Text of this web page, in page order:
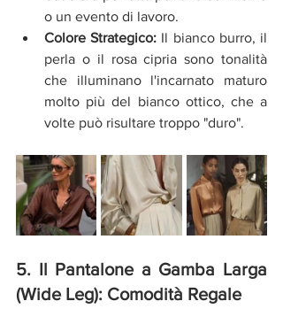
o un evento di lavoro.
Colore Strategico: Il bianco burro, il
perla o il rosa cipria sono tonalità
che illuminano l'incarnato maturo
molto più del bianco ottico, che a
volte può risultare troppo "duro".
5. Il Pantalone a Gamba Larga
(Wide Leg): Comodità Regale